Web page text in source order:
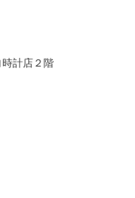
計店２階